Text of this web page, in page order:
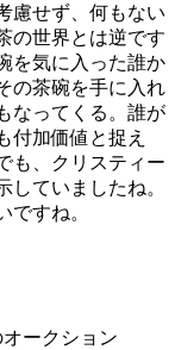
慮せず、何もない
の世界とは逆です
を気に入った誰か
の茶碗を手に入れ
なってくる。誰が
付加価値と捉え
も、クリスティー
していましたね。
ですね。